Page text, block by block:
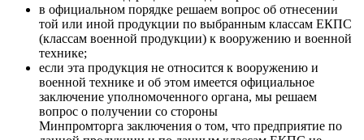
в официальном порядке решаем вопрос об отнесении
той или иной продукции по выбранным классам ЕКПС
(классам военной продукции) к вооружению и военной
технике;
если эта продукция не относится к вооружению и
военной технике и об этом имеется официальное
заключение уполномоченного органа, мы решаем
вопрос о получении со стороны
Минпромторга заключения о том, что предприятие по